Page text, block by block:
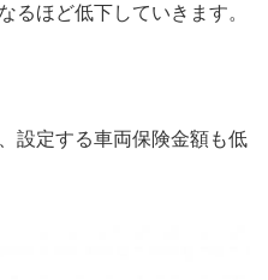
るほど低下していきます。
設定する車両保険金額も低